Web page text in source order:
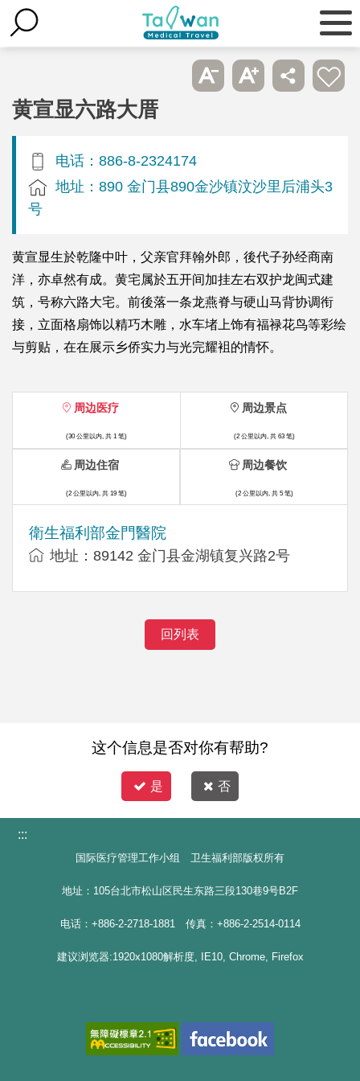
黄宣显六路大厝
电话：886-8-2324174
地址：890 金门县890金沙镇汶沙里后浦头3
号
黄宣显生於乾隆中叶，父亲官拜翰外郎，後代子孙经商南
洋，亦卓然有成。黄宅属於五开间加挂左右双护龙闽式建
筑，号称六路大宅。前後落一条龙燕脊与硬山马背协调衔
接，立面格扇饰以精巧木雕，水车堵上饰有福禄花鸟等彩绘
与剪贴，在在展示乡侨实力与光完耀袓的情怀。
周边医疗
(30 公里以内, 共 1 笔)
衛生福利部金門醫院
地址：89142 金门县金湖镇复兴路2号
周边景点
(2 公里以内, 共 63 笔)
周边住宿
(2 公里以内, 共 19 笔)
周边餐饮
(2 公里以内, 共 5 笔)
回列表
这个信息是否对你有帮助?
是 否
:::
国际医疗管理工作小组 卫生福利部版权所有
地址：105台北市松山区民生东路三段130巷9号B2F
电话：+886-2-2718-1881 传真：+886-2-2514-0114
建议浏览器:1920x1080解析度, IE10, Chrome, Firefox